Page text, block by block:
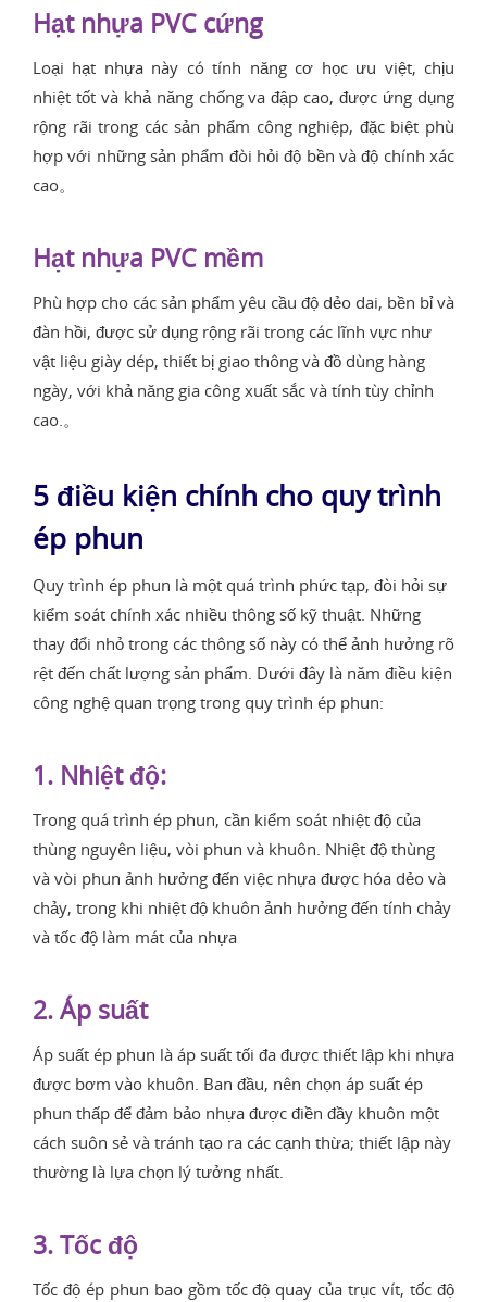
Hạt nhựa PVC cứng
Loại hạt nhựa này có tính năng cơ học ưu việt, chịu
nhiệt tốt và khả năng chống va đập cao, được ứng dụng
rộng rãi trong các sản phẩm công nghiệp, đặc biệt phù
hợp với những sản phẩm đòi hỏi độ bền và độ chính xác
cao。
Hạt nhựa PVC mềm
Phù hợp cho các sản phẩm yêu cầu độ dẻo dai, bền bỉ và
đàn hồi, được sử dụng rộng rãi trong các lĩnh vực như
vật liệu giày dép, thiết bị giao thông và đồ dùng hàng
ngày, với khả năng gia công xuất sắc và tính tùy chỉnh
cao.。
5 điều kiện chính cho quy trình
ép phun
Quy trình ép phun là một quá trình phức tạp, đòi hỏi sự
kiểm soát chính xác nhiều thông số kỹ thuật. Những
thay đổi nhỏ trong các thông số này có thể ảnh hưởng rõ
rệt đến chất lượng sản phẩm. Dưới đây là năm điều kiện
công nghệ quan trọng trong quy trình ép phun:
1. Nhiệt độ:
Trong quá trình ép phun, cần kiểm soát nhiệt độ của
thùng nguyên liệu, vòi phun và khuôn. Nhiệt độ thùng
và vòi phun ảnh hưởng đến việc nhựa được hóa dẻo và
chảy, trong khi nhiệt độ khuôn ảnh hưởng đến tính chảy
và tốc độ làm mát của nhựa
2. Áp suất
Áp suất ép phun là áp suất tối đa được thiết lập khi nhựa
được bơm vào khuôn. Ban đầu, nên chọn áp suất ép
phun thấp để đảm bảo nhựa được điền đầy khuôn một
cách suôn sẻ và tránh tạo ra các cạnh thừa; thiết lập này
thường là lựa chọn lý tưởng nhất.
3. Tốc độ
Tốc độ ép phun bao gồm tốc độ quay của trục vít, tốc độ